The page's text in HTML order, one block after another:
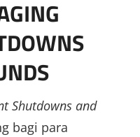
Shutdowns and
bagi para